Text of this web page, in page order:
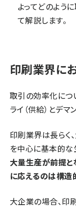
よってどのよう
て解説します。
印刷業界に
取引の効率化につ
ライ（供給）とデマ
印刷業界は長らく
を中心に基本的な
大量生産が前提と
に応えるのは構造
大企業の場合、印